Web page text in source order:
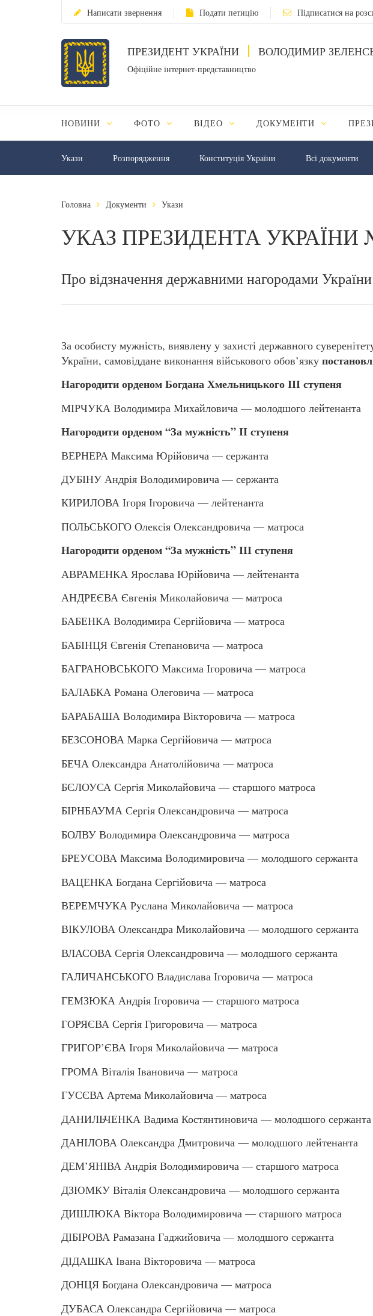
Написати звернення Подати петицію Підписатися на
ПРЕЗИДЕНТ УКРАЇНИ ВОЛОДИМИР
Офіційне інтернет-представництво
НОВИНИ ФОТО ВІДЕО ДОКУМЕНТИ
Укази Розпорядження Конституція України Всі документи
Головна Документи Укази
УКАЗ ПРЕЗИДЕНТА УКРАЇНИ
Про відзначення державними нагородами України
За особисту мужність, виявлену у захисті державного
України, самовіддане виконання військового обов’язку
Нагородити орденом Богдана Хмельницького ІІІ ступеня
МІРЧУКА Володимира Михайловича — молодшого лейтенанта
Нагородити орденом “За мужність” ІІ ступеня
ВЕРНЕРА Максима Юрійовича — сержанта
ДУБІНУ Андрія Володимировича — сержанта
КИРИЛОВА Ігоря Ігоровича — лейтенанта
ПОЛЬСЬКОГО Олексія Олександровича — матроса
Нагородити орденом “За мужність” ІІІ ступеня
АВРАМЕНКА Ярослава Юрійовича — лейтенанта
АНДРЕЄВА Євгенія Миколайовича — матроса
БАБЕНКА Володимира Сергійовича — матроса
БАБІНЦЯ Євгенія Степановича — матроса
БАГРАНОВСЬКОГО Максима Ігоровича — матроса
БАЛАБКА Романа Олеговича — матроса
БАРАБАША Володимира Вікторовича — матроса
БЕЗСОНОВА Марка Сергійовича — матроса
БЕЧА Олександра Анатолійовича — матроса
БЄЛОУСА Сергія Миколайовича — старшого матроса
БІРНБАУМА Сергія Олександровича — матроса
БОЛВУ Володимира Олександровича — матроса
БРЕУСОВА Максима Володимировича — молодшого сержанта
ВАЦЕНКА Богдана Сергійовича — матроса
ВЕРЕМЧУКА Руслана Миколайовича — матроса
ВІКУЛОВА Олександра Миколайовича — молодшого сержанта
ВЛАСОВА Сергія Олександровича — молодшого сержанта
ГАЛИЧАНСЬКОГО Владислава Ігоровича — матроса
ГЕМЗЮКА Андрія Ігоровича — старшого матроса
ГОРЯЄВА Сергія Григоровича — матроса
ГРИГОР’ЄВА Ігоря Миколайовича — матроса
ГРОМА Віталія Івановича — матроса
ГУСЄВА Артема Миколайовича — матроса
ДАНИЛЬЧЕНКА Вадима Костянтиновича — молодшого сержанта
ДАНІЛОВА Олександра Дмитровича — молодшого лейтенанта
ДЕМ’ЯНІВА Андрія Володимировича — старшого матроса
ДЗЮМКУ Віталія Олександровича — молодшого сержанта
ДИШЛЮКА Віктора Володимировича — старшого матроса
ДІБІРОВА Рамазана Гаджийовича — молодшого сержанта
ДІДАШКА Івана Вікторовича — матроса
ДОНЦЯ Богдана Олександровича — матроса
ДУБАСА Олександра Сергійовича — матроса